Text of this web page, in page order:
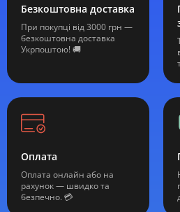
Безкоштовна доставка
При покупці від 3000 грн —
безкоштовна доставка
Укрпоштою! 🚚
Оплата
Оплата онлайн або на
рахунок — швидко та
безпечно. 💳